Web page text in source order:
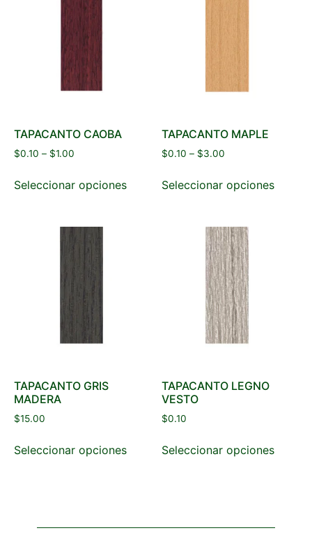
TAPACANTO CAOBA
$0.10 – $1.00
Seleccionar opciones
TAPACANTO MAPLE
$0.10 – $3.00
Seleccionar opciones
TAPACANTO GRIS
MADERA
$15.00
Seleccionar opciones
TAPACANTO LEGNO
VESTO
$0.10
Seleccionar opciones